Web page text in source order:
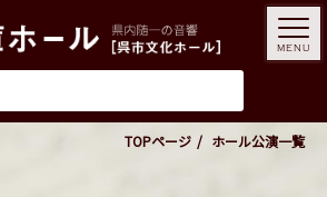
TOPページ ホール公演一覧
MENU